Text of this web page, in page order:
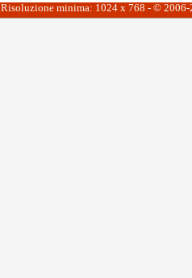
Risoluzione minima: 1024 x 768 - ©